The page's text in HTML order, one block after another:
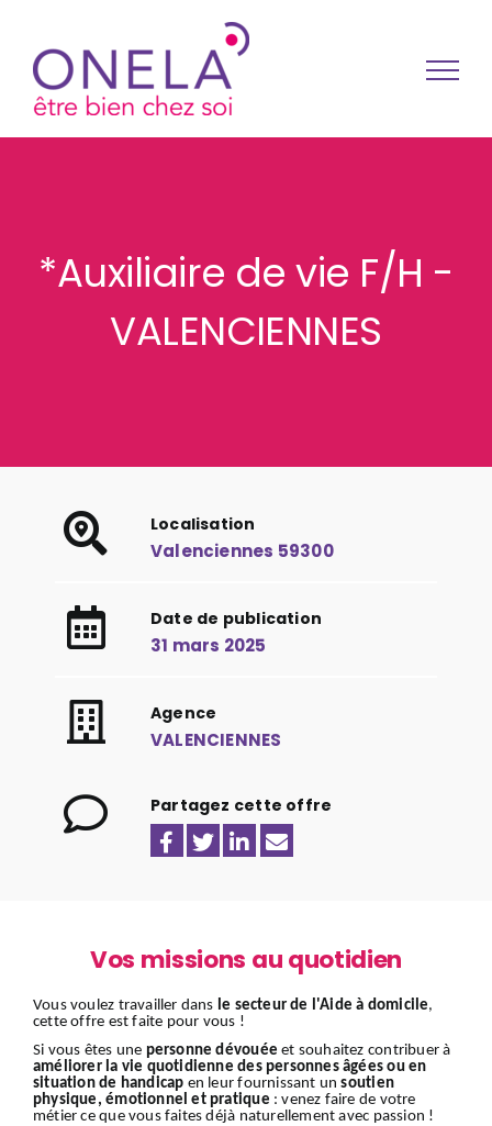
*Auxiliaire de vie F/H -
VALENCIENNES
Localisation
Valenciennes 59300
Date de publication
31 mars 2025
Agence
VALENCIENNES
Partagez cette offre
Vos missions au quotidien
Vous voulez travailler dans le secteur de l'Aide à domicile,
cette offre est faite pour vous !
Si vous êtes une personne dévouée et souhaitez contribuer à
améliorer la vie quotidienne des personnes âgées ou en
situation de handicap en leur fournissant unsoutien
physique, émotionnel et pratique : venez faire de votre
métier ce que vous faites déjà naturellement avec passion !